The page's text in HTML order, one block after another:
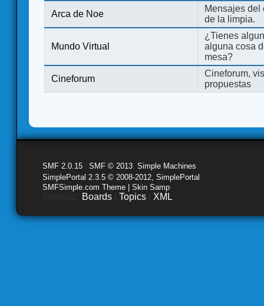
Arca de Noe
Mensajes del
de la limpia.
Mundo Virtual
¿Tienes
alguna cosa
mesa?
Cineforum
Cineforum,
propuestas
SMF 2.0.15 SMF © 2013 Simple Machines
SimplePortal 2.3.5 © 2008-2012, SimplePortal
SMFSimple.com Theme | Skin Samp
Boards Topics XML